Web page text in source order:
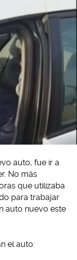
auto, fue ir a
No más
que utilizaba
para trabajar
auto nuevo este
el auto: